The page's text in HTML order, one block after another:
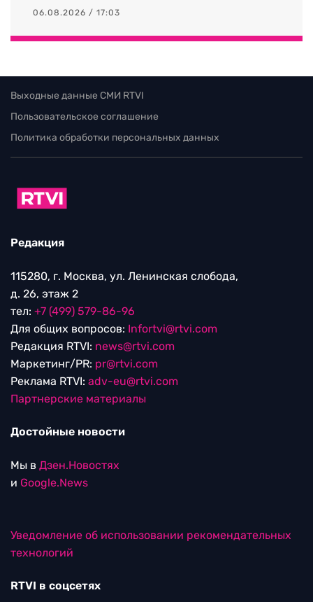
06.08.2026 / 17:03
Выходные данные СМИ RTVI
Пользовательское соглашение
Политика обработки персональных данных
Редакция
115280, г. Москва, ул. Ленинская слобода,
д. 26, этаж 2
тел: +7 (499) 579-86-96
Для общих вопросов: Infortvi@rtvi.com
Редакция RTVI: news@rtvi.com
Маркетинг/PR: pr@rtvi.com
Реклама RTVI: adv-eu@rtvi.com
Партнерские материалы
Достойные новости
Мы в Дзен.Новостях
и Google.News
Уведомление об использовании рекомендательных
технологий
RTVI в соцсетях